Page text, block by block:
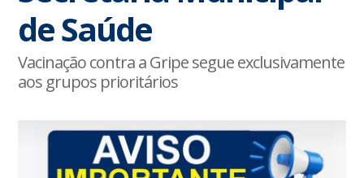
de Saúde
Vacinação contra a Gripe segue exclusivamente
aos grupos prioritários